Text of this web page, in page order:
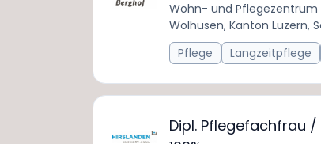
Wohn- und Pflegezentrum
Wolhusen, Kanton Luzern,
Pflege
Langzeitpflege
Dipl. Pflegefachfrau /